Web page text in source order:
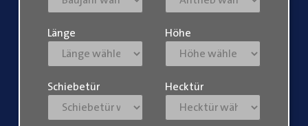
Länge Höhe
Schiebetür Hecktür